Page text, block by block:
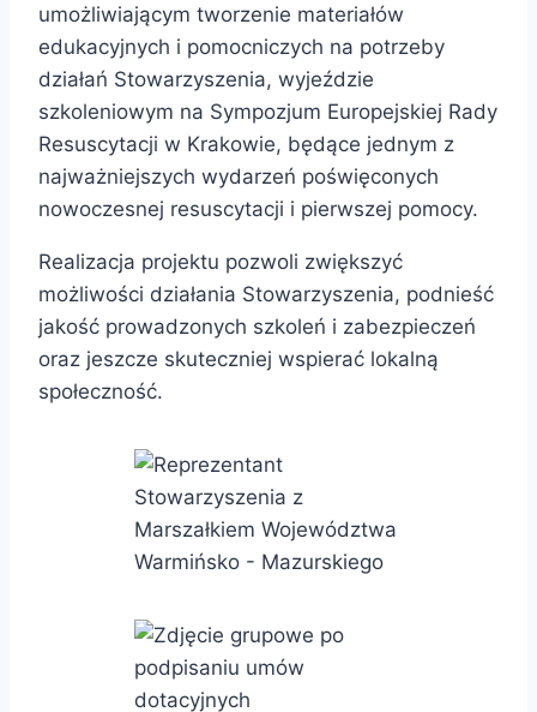
umożliwiającym tworzenie materiałów
edukacyjnych i pomocniczych na potrzeby
działań Stowarzyszenia, wyjeździe
szkoleniowym na Sympozjum Europejskiej Rady
Resuscytacji w Krakowie, będące jednym z
najważniejszych wydarzeń poświęconych
nowoczesnej resuscytacji i pierwszej pomocy.
Realizacja projektu pozwoli zwiększyć
możliwości działania Stowarzyszenia, podnieść
jakość prowadzonych szkoleń i zabezpieczeń
oraz jeszcze skuteczniej wspierać lokalną
społeczność.